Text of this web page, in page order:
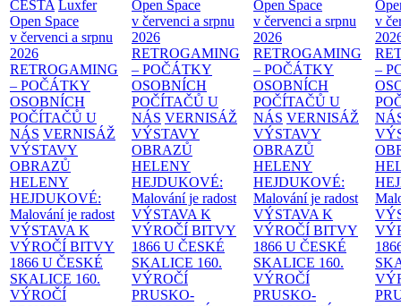
CESTA Luxfer
Open Space
v červenci a srpnu
2026
RETROGAMING
– POČÁTKY
OSOBNÍCH
POČÍTAČŮ U
NÁS VERNISÁŽ
VÝSTAVY
OBRAZŮ
HELENY
HEJDUKOVÉ:
Malování je radost
VÝSTAVA K
VÝROČÍ BITVY
1866 U ČESKÉ
SKALICE 160.
VÝROČÍ
Open Space
v červenci a srpnu
2026
RETROGAMING
– POČÁTKY
OSOBNÍCH
POČÍTAČŮ U
NÁS VERNISÁŽ
VÝSTAVY
OBRAZŮ
HELENY
HEJDUKOVÉ:
Malování je radost
VÝSTAVA K
VÝROČÍ BITVY
1866 U ČESKÉ
SKALICE 160.
VÝROČÍ
PRUSKO-
Open Space
v červenci a srpnu
2026
RETROGAMING
– POČÁTKY
OSOBNÍCH
POČÍTAČŮ U
NÁS VERNISÁŽ
VÝSTAVY
OBRAZŮ
HELENY
HEJDUKOVÉ:
Malování je radost
VÝSTAVA K
VÝROČÍ BITVY
1866 U ČESKÉ
SKALICE 160.
VÝROČÍ
PRUSKO-
v
–